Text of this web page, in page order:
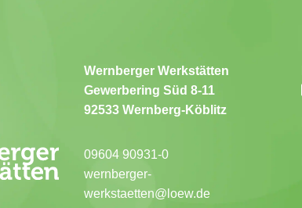
Wernberger Werkstätten
Gewerbering Süd 8-11
92533 Wernberg-Köblitz
09604 90931-0
wernberger-
werkstaetten@loew.de